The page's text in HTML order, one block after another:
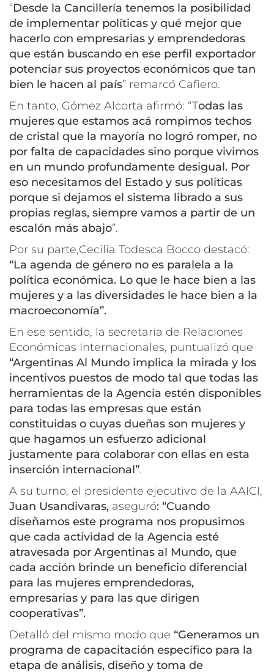
“Desde la Cancillería tenemos la posibilidad
de implementar políticas y qué mejor que
hacerlo con empresarias y emprendedoras
que están buscando en ese perfil exportador
potenciar sus proyectos económicos que tan
bien le hacen al país” remarcó Cafiero.
En tanto, Gómez Alcorta afirmó: “Todas las
mujeres que estamos acá rompimos techos
de cristal que la mayoría no logró romper, no
por falta de capacidades sino porque vivimos
en un mundo profundamente desigual. Por
eso necesitamos del Estado y sus políticas
porque si dejamos el sistema librado a sus
propias reglas, siempre vamos a partir de un
escalón más abajo”.
Por su parte,Cecilia Todesca Bocco destacó:
“La agenda de género no es paralela a la
política económica. Lo que le hace bien a las
mujeres y a las diversidades le hace bien a la
macroeconomía”.
En ese sentido, la secretaria de Relaciones
Económicas Internacionales, puntualizó que
“Argentinas Al Mundo implica la mirada y los
incentivos puestos de modo tal que todas las
herramientas de la Agencia estén disponibles
para todas las empresas que están
constituidas o cuyas dueñas son mujeres y
que hagamos un esfuerzo adicional
justamente para colaborar con ellas en esta
inserción internacional”.
A su turno, el presidente ejecutivo de la AAICI,
Juan Usandivaras, aseguró: “Cuando
diseñamos este programa nos propusimos
que cada actividad de la Agencia esté
atravesada por Argentinas al Mundo, que
cada acción brinde un beneficio diferencial
para las mujeres emprendedoras,
empresarias y para las que dirigen
cooperativas”.
Detalló del mismo modo que “Generamos un
programa de capacitación específico para la
etapa de análisis, diseño y toma de